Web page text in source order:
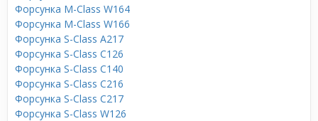
Форсунка M-Class W164
Форсунка M-Class W166
Форсунка S-Class A217
Форсунка S-Class C126
Форсунка S-Class C140
Форсунка S-Class C216
Форсунка S-Class C217
Форсунка S-Class W126